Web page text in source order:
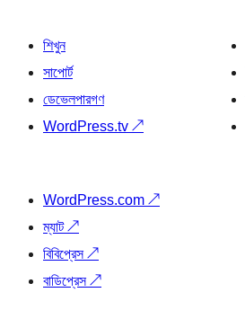
শিখুন
সাপোর্ট
ডেভেলপারগণ
WordPress.tv ↗
WordPress.com ↗
ম্যাট↗
বিবিপ্রেস↗
বাডিপ্রেস↗